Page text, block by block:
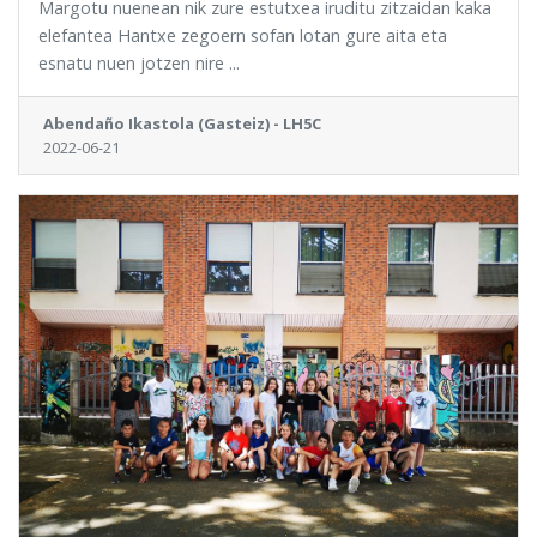
Margotu nuenean nik zure estutxea iruditu zitzaidan kaka
elefantea Hantxe zegoern sofan lotan gure aita eta
esnatu nuen jotzen nire ...
Abendaño Ikastola (Gasteiz) - LH5C
2022-06-21